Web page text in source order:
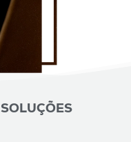
SOLUÇÕES